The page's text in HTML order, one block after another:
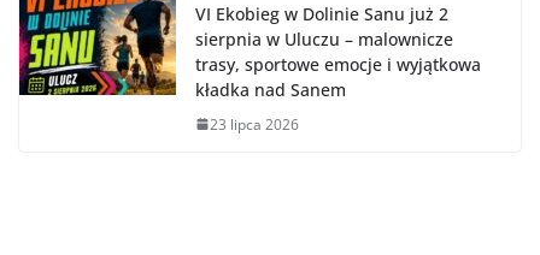
VI Ekobieg w Dolinie Sanu już 2
sierpnia w Uluczu – malownicze
trasy, sportowe emocje i wyjątkowa
kładka nad Sanem
23 lipca 2026